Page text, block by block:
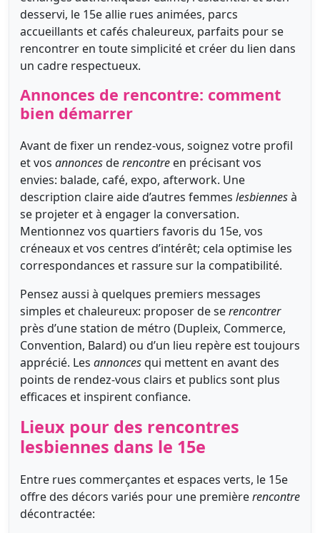
desservi, le 15e allie rues animées, parcs
accueillants et cafés chaleureux, parfaits pour se
rencontrer en toute simplicité et créer du lien dans
un cadre respectueux.
Annonces de rencontre: comment
bien démarrer
Avant de fixer un rendez-vous, soignez votre profil
et vos annoncesderencontre en précisant vos
envies: balade, café, expo, afterwork. Une
description claire aide d’autres femmes lesbiennesà
se projeter et à engager la conversation.
Mentionnez vos quartiers favoris du 15e, vos
créneaux et vos centres d’intérêt; cela optimise les
correspondances et rassure sur la compatibilité.
Pensez aussi à quelques premiers messages
simples et chaleureux: proposer de serencontrer
près d’une station de métro (Dupleix, Commerce,
Convention, Balard) ou d’un lieu repère est toujours
apprécié. Les annoncesqui mettent en avant des
points de rendez-vous clairs et publics sont plus
efficaces et inspirent confiance.
Lieux pour des rencontres
lesbiennes dans le 15e
Entre rues commerçantes et espaces verts, le 15e
offre des décors variés pour une premièrerencontre
décontractée: